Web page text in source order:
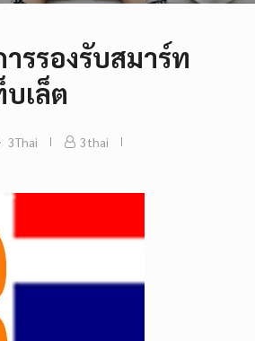
รรองรับสมาร์ท
เล็ต
3Thai
3thai